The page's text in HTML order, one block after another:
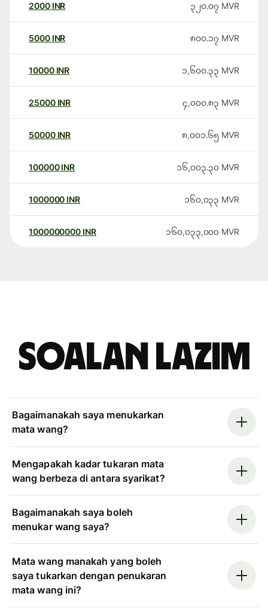
2000 INR ၃၂၀.၀၇ MVR
5000 INR ၈၀၀.၁၇ MVR
10000 INR ၁,၆၀၀.၃၃ MVR
25000 INR ၄,၀၀၀.၈၃ MVR
50000 INR ၈,၀၀၁.၆၅ MVR
100000 INR ၁၆,၀၀၃.၃၀ MVR
1000000 INR ၁၆၀,၀၃၃ MVR
1000000000 INR ၁၆၀,၀၃၃,၀၀၀ MVR
Soalan Lazim
Bagaimanakah saya menukarkan
mata wang?
Mengapakah kadar tukaran mata
wang berbeza di antara syarikat?
Bagaimanakah saya boleh
menukar wang saya?
Mata wang manakah yang boleh
saya tukarkan dengan penukaran
mata wang ini?